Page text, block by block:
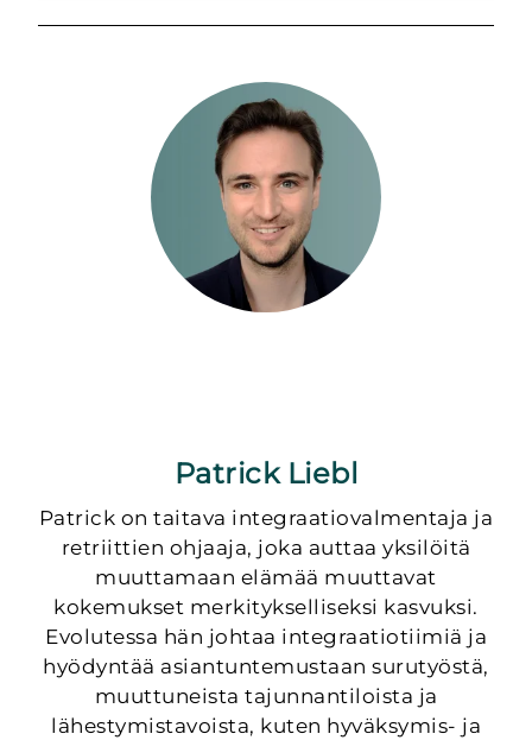
Patrick Liebl
Patrick on taitava integraatiovalmentaja ja
retriittien ohjaaja, joka auttaa yksilöitä
muuttamaan elämää muuttavat
kokemukset merkitykselliseksi kasvuksi.
Evolutessa hän johtaa integraatiotiimiä ja
hyödyntää asiantuntemustaan surutyöstä,
muuttuneista tajunnantiloista ja
lähestymistavoista, kuten hyväksymis- ja